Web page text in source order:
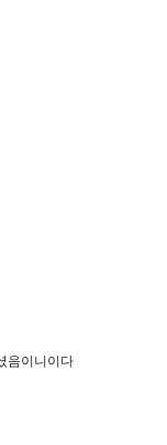
음이니이다